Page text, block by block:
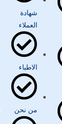
شهادة
العملاء
الاطباء
من نحن